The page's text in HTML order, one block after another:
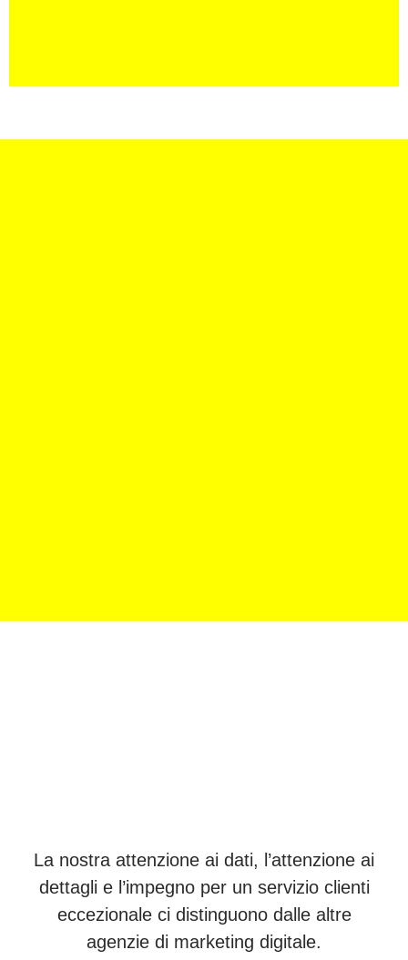
La nostra attenzione ai dati, l’attenzione ai
dettagli e l’impegno per un servizio clienti
eccezionale ci distinguono dalle altre
agenzie di marketing digitale.